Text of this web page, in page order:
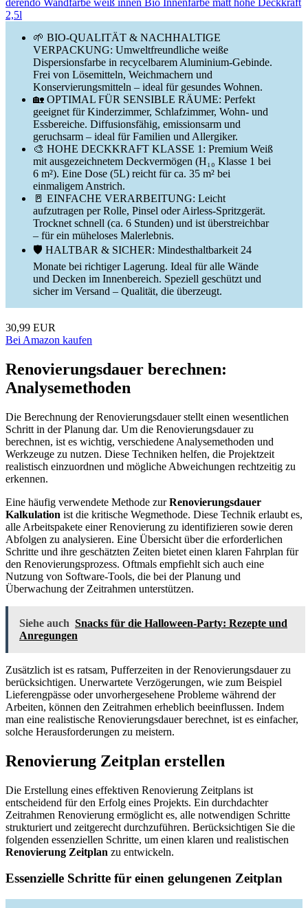
derendo Wandfarbe weiß innen Bio Innenfarbe matt hohe Deckkraft
2,5l
🌱 BIO-QUALITÄT & NACHHALTIGE
VERPACKUNG: Umweltfreundliche weiße
Dispersionsfarbe in recycelbarem Aluminium-Gebinde.
Frei von Lösemitteln, Weichmachern und
Konservierungsmitteln – ideal für gesundes Wohnen.
🏡 OPTIMAL FÜR SENSIBLE RÄUME: Perfekt
geeignet für Kinderzimmer, Schlafzimmer, Wohn- und
Essbereiche. Diffusionsfähig, emissionsarm und
geruchsarm – ideal für Familien und Allergiker.
🎨 HOHE DECKKRAFT KLASSE 1: Premium Weiß
mit ausgezeichnetem Deckvermögen (H₁₀ Klasse 1 bei
6 m²). Eine Dose (5L) reicht für ca. 35 m² bei
einmaligem Anstrich.
🚪 EINFACHE VERARBEITUNG: Leicht
aufzutragen per Rolle, Pinsel oder Airless-Spritzgerät.
Trocknet schnell (ca. 6 Stunden) und ist überstreichbar
– für ein müheloses Malerlebnis.
🛡️ HALTBAR & SICHER: Mindesthaltbarkeit 24
Monate bei richtiger Lagerung. Ideal für alle Wände
und Decken im Innenbereich. Speziell geschützt und
sicher im Versand – Qualität, die überzeugt.
30,99 EUR
Bei Amazon kaufen
Renovierungsdauer berechnen:
Analysemethoden
Die Berechnung der Renovierungsdauer stellt einen wesentlichen
Schritt in der Planung dar. Um die Renovierungsdauer zu
berechnen, ist es wichtig, verschiedene Analysemethoden und
Werkzeuge zu nutzen. Diese Techniken helfen, die Projektzeit
realistisch einzuordnen und mögliche Abweichungen rechtzeitig zu
erkennen.
Eine häufig verwendete Methode zurRenovierungsdauer
Kalkulation ist die kritische Wegmethode. Diese Technik erlaubt es,
alle Arbeitspakete einer Renovierung zu identifizieren sowie deren
Abfolgen zu analysieren. Eine Übersicht über die erforderlichen
Schritte und ihre geschätzten Zeiten bietet einen klaren Fahrplan für
den Renovierungsprozess. Oftmals empfiehlt sich auch eine
Nutzung von Software-Tools, die bei der Planung und
Überwachung der Zeitrahmen unterstützen.
Siehe auch Snacks für die Halloween-Party: Rezepte und
Anregungen
Zusätzlich ist es ratsam, Pufferzeiten in der Renovierungsdauer zu
berücksichtigen. Unerwartete Verzögerungen, wie zum Beispiel
Lieferengpässe oder unvorhergesehene Probleme während der
Arbeiten, können den Zeitrahmen erheblich beeinflussen. Indem
man eine realistische Renovierungsdauer berechnet, ist es einfacher,
solche Herausforderungen zu meistern.
Renovierung Zeitplan erstellen
Die Erstellung eines effektiven Renovierung Zeitplans ist
entscheidend für den Erfolg eines Projekts. Ein durchdachter
Zeitrahmen Renovierung ermöglicht es, alle notwendigen Schritte
strukturiert und zeitgerecht durchzuführen. Berücksichtigen Sie die
folgenden essenziellen Schritte, um einen klaren und realistischen
Renovierung Zeitplan zu entwickeln.
Essenzielle Schritte für einen gelungenen Zeitplan